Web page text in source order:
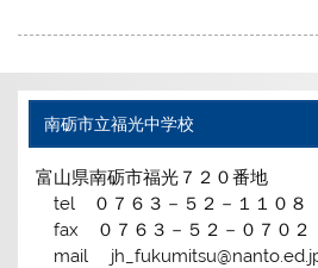
南砺市立福光中学校
富山県南砺市福光７２０番地
tel ０７６３－５２－１１０８
fax ０７６３－５２－０７０２
mail